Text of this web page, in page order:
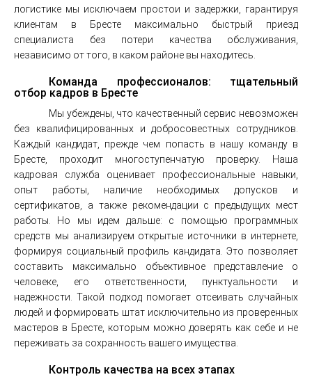
логистике мы исключаем простои и задержки, гарантируя
клиентам в Бресте максимально быстрый приезд
специалиста без потери качества обслуживания,
независимо от того, в каком районе вы находитесь.
Команда профессионалов: тщательный
отбор кадров в Бресте
Мы убеждены, что качественный сервис невозможен
без квалифицированных и добросовестных сотрудников.
Каждый кандидат, прежде чем попасть в нашу команду в
Бресте, проходит многоступенчатую проверку. Наша
кадровая служба оценивает профессиональные навыки,
опыт работы, наличие необходимых допусков и
сертификатов, а также рекомендации с предыдущих мест
работы. Но мы идем дальше: с помощью программных
средств мы анализируем открытые источники в интернете,
формируя социальный профиль кандидата. Это позволяет
составить максимально объективное представление о
человеке, его ответственности, пунктуальности и
надежности. Такой подход помогает отсеивать случайных
людей и формировать штат исключительно из проверенных
мастеров в Бресте, которым можно доверять как себе и не
переживать за сохранность вашего имущества.
Контроль качества на всех этапах